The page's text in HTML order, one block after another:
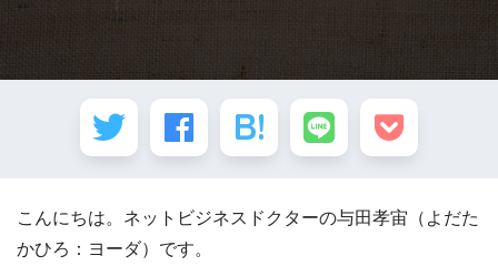
こんにちは。ネットビジネスドクターの与田孝宙（よだた
かひろ：ヨーダ）です。